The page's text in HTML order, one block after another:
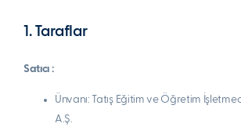
1. Taraflar
Satıcı :
Ünvanı: Tatış Eğitim ve Öğretim
A.Ş.